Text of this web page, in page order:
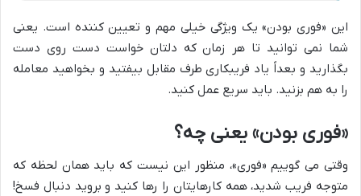
این «فوری بودن» یک ویژگی خیلی مهم و تعیین کننده است. یعنی
شما نمی توانید تا هر زمان که دلتان خواست دست روی دست
بگذارید و بعداً یاد فریبکاری طرف مقابل بیفتید و بخواهید معامله
را به هم بزنید. باید سریع عمل کنید.
«فوری بودن» یعنی چه؟
وقتی می گوییم «فوری»، منظور این نیست که باید همان لحظه که
متوجه فریب شدید، همه کارهایتان را رها کنید و بروید دنبال فسخ!